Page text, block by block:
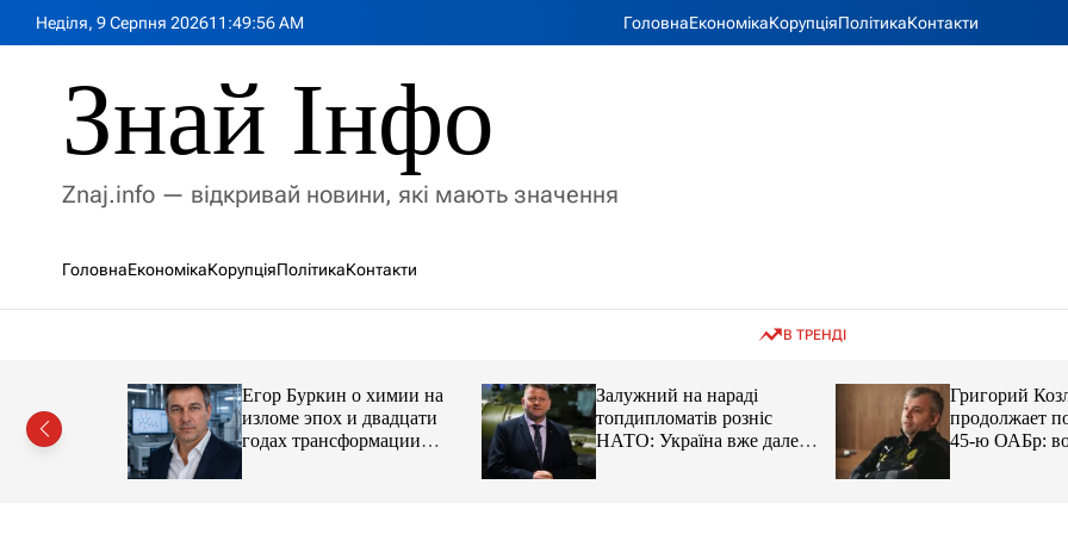
Неділя, 9 Серпня 202611 :49:58AM ГоловнаЕкономікаКорупціяПолітикаКонтакти
Знай Інфо
Znaj.info — відкривай новини, які мають значення
ГоловнаЕкономікаКорупціяПолітикаКонтакти
В ТРЕНДІ
із
Егор Буркин о химии на
изломе эпох и двадцати
годах трансформации
Залужний на нараді
топдипломатів розніс
НАТО: Україна вже далеко
попереду
Григорий
продолжает
45-ю ОАБр:
передали